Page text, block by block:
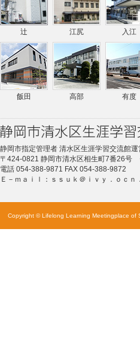
辻 江尻 入江
飯田 高部 有度
静岡市指定管理者 清水区生涯学習交流館運
〒424-0821 静岡市清水区相生町7番26号
電話 054-388-9871 FAX 054-388-9872
Ｅ－ｍａｉｌ：ｓｓｕｋ＠ｉｖｙ．ｏｃｎ
Copyright © Lifelong Learning Meetingplace of